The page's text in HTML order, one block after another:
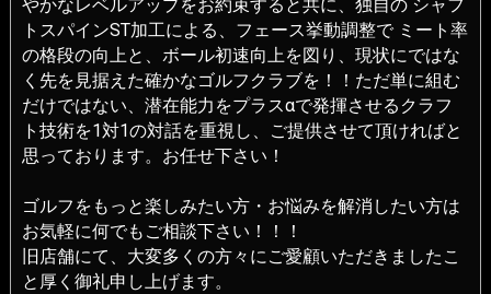
やかなレベルアップをお約束すると共に、独自の シャフ
トスパインST加工による、フェース挙動調整で ミート率
の格段の向上と、ボール初速向上を図り、現状にではな
く先を見据えた確かなゴルフクラブを！！ただ単に組む
だけではない、潜在能力をプラスαで発揮させるクラフ
ト技術を1対1の対話を重視し、ご提供させて頂ければと
思っております。お任せ下さい！
ゴルフをもっと楽しみたい方・お悩みを解消したい方は
お気軽に何でもご相談下さい！！！
旧店舗にて、大変多くの方々にご愛顧いただきましたこ
と厚く御礼申し上げます。